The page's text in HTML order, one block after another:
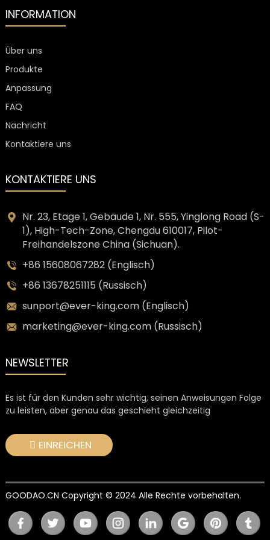
INFORMATION
Über uns
Produkte
Anpassung
FAQ
Nachricht
Kontaktiere uns
KONTAKTIERE UNS
Nr. 23, Etage 1, Gebäude 1, Nr. 555, Yinglong Road (S-
1), High-Tech-Zone, Chengdu 610017, Pilot-
Freihandelszone China (Sichuan).
+86 15608067282 (Englisch)
+86 13678251115 (Russisch)
sunport@ever-king.com (Englisch)
marketing@ever-king.com (Russisch)
NEWSLETTER
Es ist für den Kunden sehr wichtig, seinen Anweisungen Folge
zu leisten, aber genau das geschieht gleichzeitig
EINREICHEN
GOODAO.CN Copyright © 2024 Alle Rechte vorbehalten.